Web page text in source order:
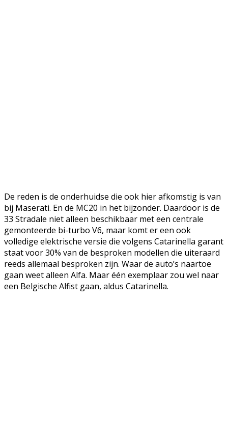
De reden is de onderhuidse die ook hier afkomstig is van
bij Maserati. En de MC20 in het bijzonder. Daardoor is de
33 Stradale niet alleen beschikbaar met een centrale
gemonteerde bi-turbo V6, maar komt er een ook
volledige elektrische versie die volgens Catarinella garant
staat voor 30% van de besproken modellen die uiteraard
reeds allemaal besproken zijn. Waar de auto’s naartoe
gaan weet alleen Alfa. Maar één exemplaar zou wel naar
een Belgische Alfist gaan, aldus Catarinella.